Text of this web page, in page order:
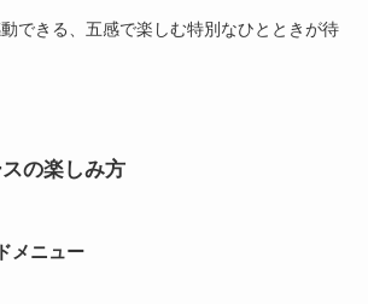
できる、五感で楽しむ特別なひとときが待
の楽しみ方
メニュー